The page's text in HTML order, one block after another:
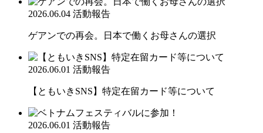
2026.06.04 活動報告
ゲアンでの再会。日本で働くお母さんの選択
2026.06.01 活動報告
【ともいきSNS】特定在留カード等について
2026.06.01 活動報告